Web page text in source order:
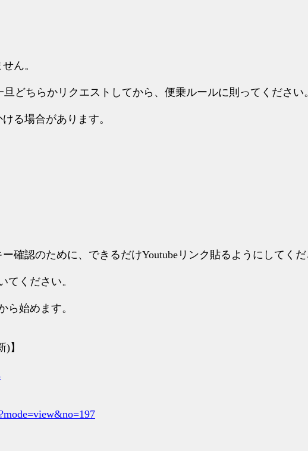
ん。
どちらかリクエストしてから、便乗ルールに則ってください。
る場合があります。
確認のために、できるだけYoutubeリンク貼るようにしてくだ
てください。
ら始めます。
】